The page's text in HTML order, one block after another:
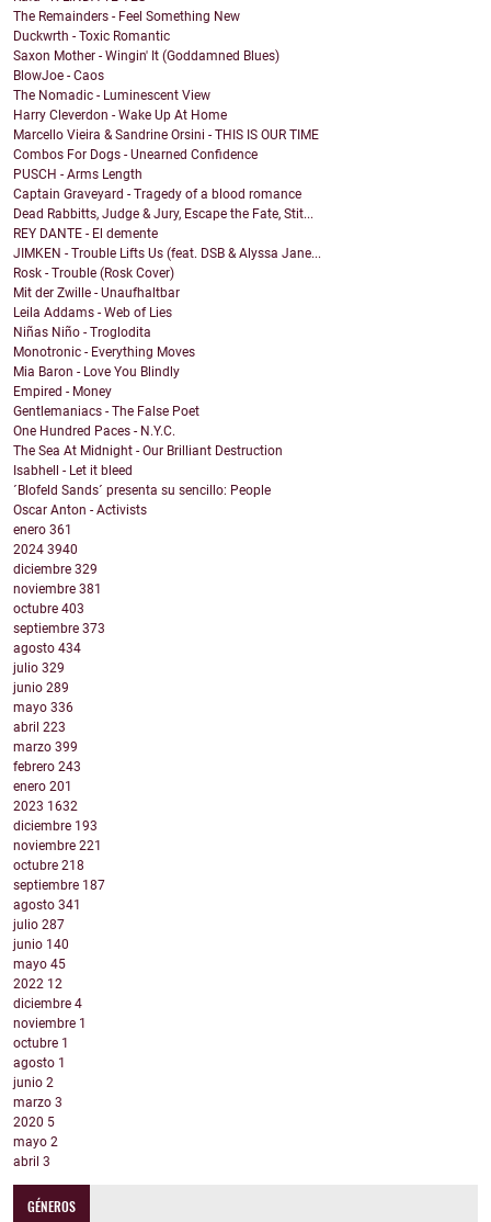
The Remainders - Feel Something New
Duckwrth - Toxic Romantic
Saxon Mother - Wingin' It (Goddamned Blues)
BlowJoe - Caos
The Nomadic - Luminescent View
Harry Cleverdon - Wake Up At Home
Marcello Vieira & Sandrine Orsini - THIS IS OUR TIME
Combos For Dogs - Unearned Confidence
PUSCH - Arms Length
Captain Graveyard - Tragedy of a blood romance
Dead Rabbitts, Judge & Jury, Escape the Fate, Stit...
REY DANTE - El demente
JIMKEN - Trouble Lifts Us (feat. DSB & Alyssa Jane...
Rosk - Trouble (Rosk Cover)
Mit der Zwille - Unaufhaltbar
Leila Addams - Web of Lies
Niñas Niño - Troglodita
Monotronic - Everything Moves
Mia Baron - Love You Blindly
Empired - Money
Gentlemaniacs - The False Poet
One Hundred Paces - N.Y.C.
The Sea At Midnight - Our Brilliant Destruction
Isabhell - Let it bleed
´Blofeld Sands´ presenta su sencillo: People
Oscar Anton - Activists
enero 361
2024 3940
diciembre 329
noviembre 381
octubre 403
septiembre 373
agosto 434
julio 329
junio 289
mayo 336
abril 223
marzo 399
febrero 243
enero 201
2023 1632
diciembre 193
noviembre 221
octubre 218
septiembre 187
agosto 341
julio 287
junio 140
mayo 45
2022 12
diciembre 4
noviembre 1
octubre 1
agosto 1
junio 2
marzo 3
2020 5
mayo 2
abril 3
GÉNEROS